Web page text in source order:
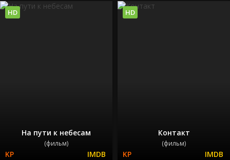
На пути к небесам
(фильм)
HD
Контакт
(фильм)
HD